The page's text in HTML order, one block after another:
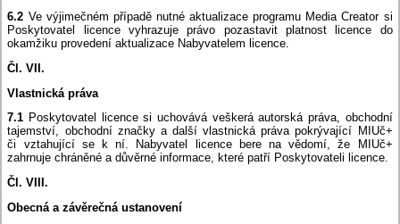
6.2 Ve výjimečném případě nutné aktualizace programu Media Creator si
Poskytovatel licence vyhrazuje právo pozastavit platnost licence do
okamžiku provedení aktualizace Nabyvatelem licence.
Čl. VII.
Vlastnická práva
7.1 Poskytovatel licence si uchovává veškerá autorská práva, obchodní
tajemství, obchodní značky a další vlastnická práva pokrývající MIUč+
či vztahující se k ní. Nabyvatel licence bere na vědomí, že MIUč+
zahrnuje chráněné a důvěrné informace, které patří Poskytovateli licence.
Čl. VIII.
Obecná a závěrečná ustanovení